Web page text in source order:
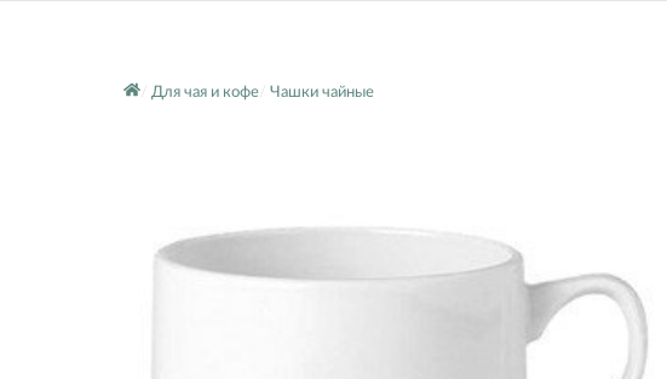
Для чая и кофе Чашки чайные